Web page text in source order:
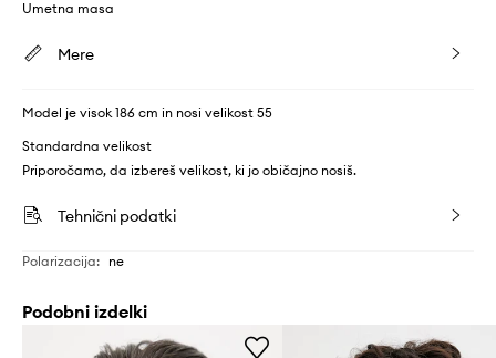
Umetna masa
Mere
Model je visok 186 cm in nosi velikost 55
Standardna velikost
Priporočamo, da izbereš velikost, ki jo običajno nosiš.
Tehnični podatki
Polarizacija: ne
Podobni izdelki